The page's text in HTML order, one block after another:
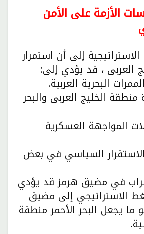
الأزمة على الأمن
إلى أن استمرار
العربى ، قد يؤدي إلى:
منطقة الخليج العربى والبحر
المواجهة العسكرية
الاستقرار السياسي في بعض
في مضيق هرمز قد يؤدي
الاستراتيجي إلى مضيق
ما يجعل البحر الأحمر منطقة